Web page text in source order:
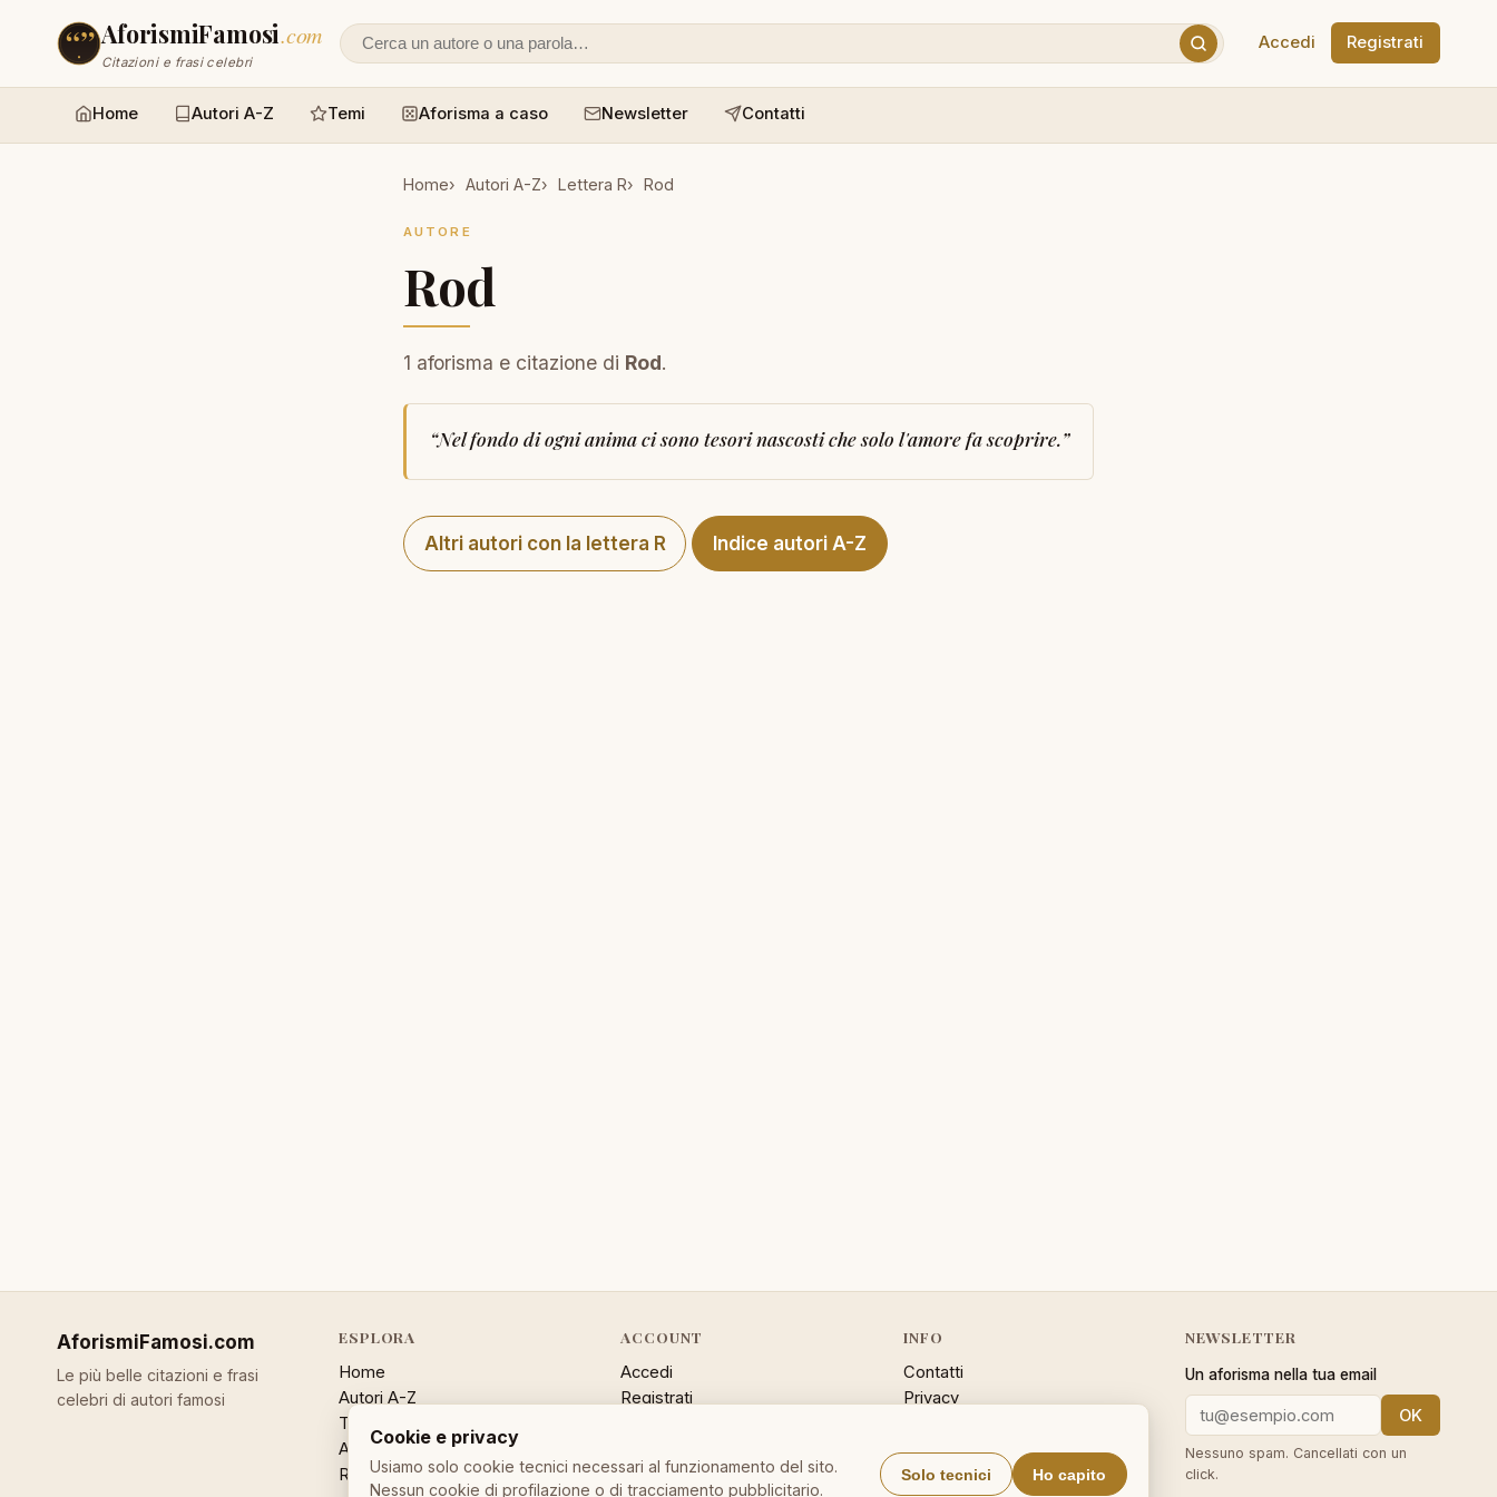
AforismiFamosi.com
Citazioni e frasi celebri Cerca un autore o un aforisma
Accedi Registrati
Home Autori A-Z Temi Aforisma a caso Newsletter Contatti
Home Autori A-Z Lettera R Rod
AUTORE
Rod
1 aforisma e citazione di Rod.
“Nel fondo di ogni anima ci sono tesori nascosti che solo l'amore fa scoprire.”
Altri autori con la lettera R Indice autori A-Z
AforismiFamosi.com
Le più belle citazioni e frasi
celebri di autori famosi
ESPLORA
Home
Autori A-Z
Temi
Aforisma a caso
Ricerca
ACCOUNT
Accedi
Registrati
INFO
Contatti
Privacy
Sitemap
NEWSLETTER
Un aforisma nella tua email
OK
Nessuno spam. Cancellati con un
click.
Cookie e privacy
Usiamo solo cookie tecnici necessari al funzionamento del sito.
Nessun cookie di profilazione o di tracciamento pubblicitario.
Solo tecnici Ho capito